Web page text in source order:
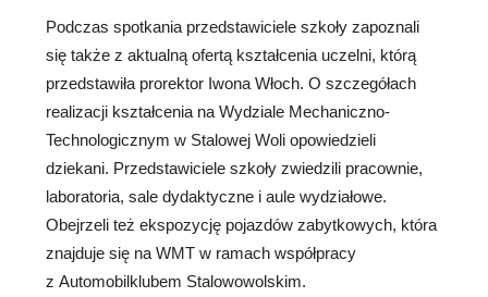
Podczas spotkania przedstawiciele szkoły zapoznali
się także z aktualną ofertą kształcenia uczelni, którą
przedstawiła prorektor Iwona Włoch. O szczegółach
realizacji kształcenia na Wydziale Mechaniczno-
Technologicznym w Stalowej Woli opowiedzieli
dziekani. Przedstawiciele szkoły zwiedzili pracownie,
laboratoria, sale dydaktyczne i aule wydziałowe.
Obejrzeli też ekspozycję pojazdów zabytkowych, która
znajduje się na WMT w ramach współpracy
z Automobilklubem Stalowowolskim.